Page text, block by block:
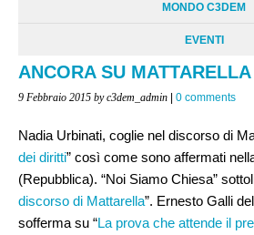
MONDO C3DEM
EVENTI
ANCORA SU MATTARELLA
9 Febbraio 2015 by c3dem_admin | 0 comments
Nadia Urbinati, coglie nel discorso di
dei diritti” così come sono affermati
(Repubblica). “Noi Siamo Chiesa”
discorso di Mattarella”. Ernesto Galli
sofferma su “La prova che attende il